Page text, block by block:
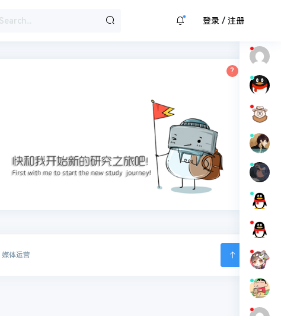
登录/ 注册
媒体运营